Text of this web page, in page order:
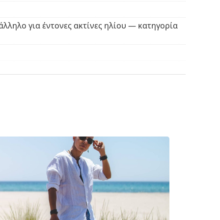
θήκη αντί για πανί.
περισσότερα μοντέλα από δημοφιλείς
για έντονες ακτίνες ηλίου — κατηγορία